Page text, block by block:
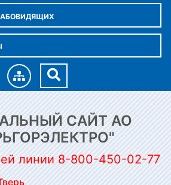
САЙТ АО
линии 8-800-450-02-77